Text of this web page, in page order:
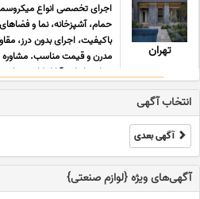
تهران
اجرای تخصصی انواع
حمام، آشپزخانه، نما و
باکیفیت، اجرای بدون درز،
مدرن و قیمت مناسب. مشاوره
سراسر ایران. آیا از کاشی
انتخاب آگهی
آگهی بعدی
آگهی‌های ویژه {لوازم صنعتی}